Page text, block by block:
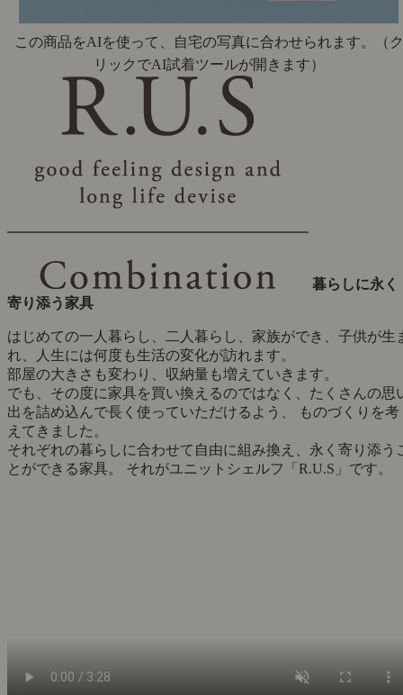
この商品をAIを使って、自宅の写真に合わせられます。
（ク
リックでAI試着ツールが開きます）
暮らしに永く
寄り添う家具
はじめての一人暮らし、二人暮らし、家族ができ、子供が生
れ、人生には何度も生活の変化が訪れます。
部屋の大きさも変わり、収納量も増えていきます。
でも、その度に家具を買い換えるのではなく、たくさんの思
出を詰め込んで長く使っていただけるよう、 ものづくりを考
えてきました。
それぞれの暮らしに合わせて自由に組み換え、永く寄り添う
とができる家具。 それがユニットシェルフ「R.U.S」です。